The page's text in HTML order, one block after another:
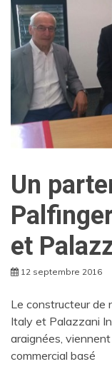
Un
et
12 septembre 2016
Le constructeur de
Italy et Palazzani
araignées,
commercial basé